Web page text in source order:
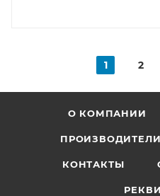
1 2
О КОМПАНИИ
ПРОИЗВОДИТЕЛИ
КОНТАКТЫ